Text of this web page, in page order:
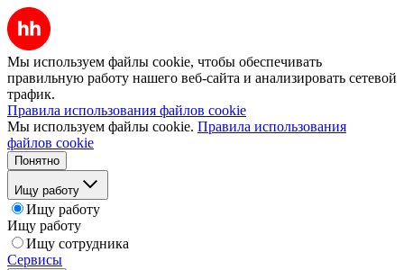
Мы используем файлы cookie, чтобы обеспечивать
правильную работу нашего веб-сайта и анализировать сетевой
трафик.
Правила использования файлов cookie
Мы используем файлы cookie. Правила использования
файлов cookie
Понятно
Ищу работу
Ищу работу
Ищу работу
Ищу сотрудника
Сервисы